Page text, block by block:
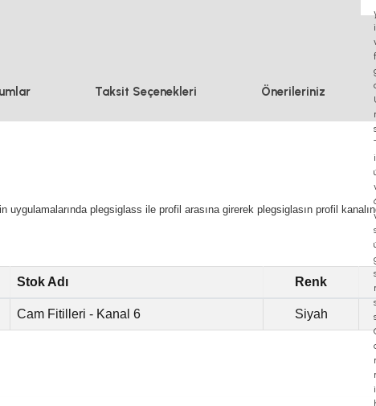
Taksit Seçenekleri Önerileriniz
uygulamalarında plegsiglass ile profil arasına girerek plegsiglasın profil
Stok Adı Renk
Cam Fitilleri - Kanal 6 Siyah